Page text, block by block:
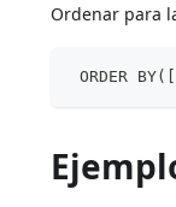
Ordenar para
ORDER